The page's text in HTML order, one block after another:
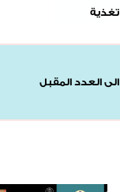
تغذية
الى العدد المقبل